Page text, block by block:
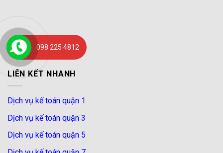
LIÊN KẾT NHANH
Dịch vụ kế toán quận 1
Dịch vụ kế toán quận 3
Dịch vụ kế toán quận 5
098 225 4812